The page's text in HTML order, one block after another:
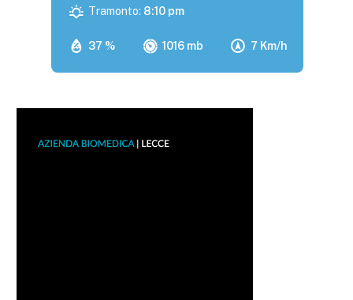
37 % 1016 mb 7 Km/h
Tramonto: 8:10 pm